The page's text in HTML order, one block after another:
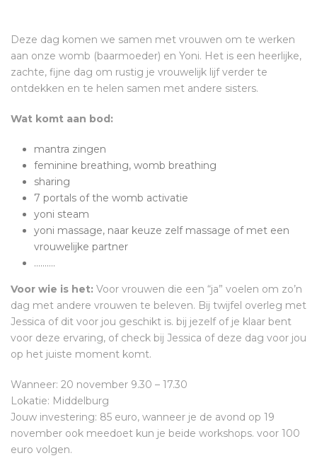
Deze dag komen we samen met vrouwen om te werken
aan onze womb (baarmoeder) en Yoni. Het is een heerlijke,
zachte, fijne dag om rustig je vrouwelijk lijf verder te
ontdekken en te helen samen met andere sisters.
Wat komt aan bod:
mantra zingen
feminine breathing, womb breathing
sharing
7 portals of the womb activatie
yoni steam
yoni massage, naar keuze zelf massage of met een
vrouwelijke partner
……….
Voor wie is het: Voor vrouwen die een “ja” voelen om zo’n
dag met andere vrouwen te beleven. Bij twijfel overleg met
Jessica of dit voor jou geschikt is. bij jezelf of je klaar bent
voor deze ervaring, of check bij Jessica of deze dag voor jou
op het juiste moment komt.
Wanneer: 20 november 9.30 – 17.30
Lokatie: Middelburg
Jouw investering: 85 euro, wanneer je de avond op 19
november ook meedoet kun je beide workshops. voor 100
euro volgen.